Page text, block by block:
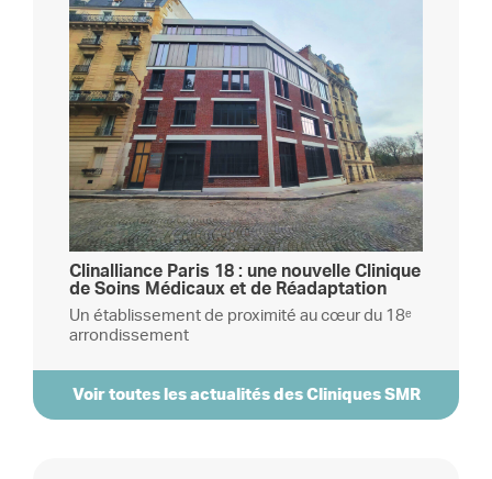
Clinalliance Paris 18 : une nouvelle Clinique
de Soins Médicaux et de Réadaptation
Un établissement de proximité au cœur du 18ᵉ
arrondissement
Voir toutes les actualités des Cliniques SMR